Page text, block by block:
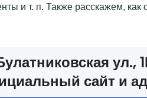
и т. п. Также расскажем,
ул.,
сайт и